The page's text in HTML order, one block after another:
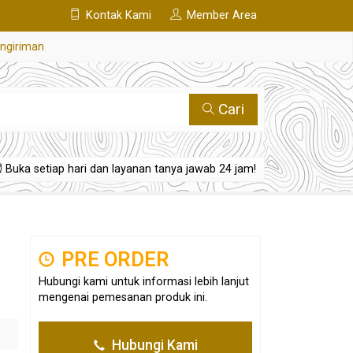
Kontak Kami Member Area
Cari
Buka setiap hari dan layanan tanya jawab 24 jam!
PRE ORDER
Hubungi kami untuk informasi lebih lanjut
mengenai pemesanan produk ini.
Hubungi Kami